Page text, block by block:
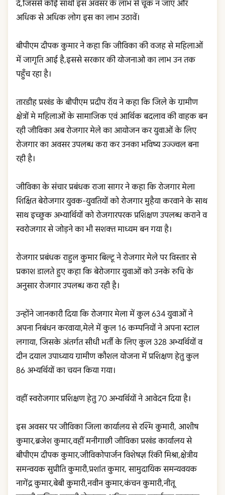
दें,जिससे कोई साथी इस अवसर के लाभ से चूक न जाए और
अधिक से अधिक लोग इस का लाभ उठावें।
बीपीएम दीपक कुमार ने कहा कि जीविका की वजह से महिलाओं
में जागृति आई है,इससे सरकार की योजनाओ का लाभ उन तक
पहुँच रहा है।
तारडीह प्रखंड के बीपीएम प्रदीप रॉय ने कहा कि जिले के ग्रामीण
क्षेत्रों मे महिलाओं के सामाजिक एवं आर्थिक बदलाव की वाहक बन
रही जीविका अब रोजगार मेले का आयोजन कर युवाओं के लिए
रोजगार का अवसर उपलब्ध करा कर उनका भविष्य उज्ज्वल बना
रही है।
जीविका के संचार प्रबंधक राजा सागर ने कहा कि रोजगार मेला
शिक्षित बेरोजगार युवक-युवतियों को रोजगार मुहैया करवाने के साथ
साथ इच्छुक अभ्यार्थियों को रोजगारपरक प्रशिक्षण उपलब्ध कराने व
स्वरोजगार से जोड़ने का भी सशक्त माध्यम बन गया है।
रोजगार प्रबंधक राहुल कुमार बिल्टू ने रोजगार मेले पर विस्तार से
प्रकाश डालते हुए कहा कि बेरोजगार युवाओं को उनके रुचि के
अनुसार रोजगार उपलब्ध करा रही है।
उन्होंने जानकारी दिया कि रोजगार मेला में कुल 634 युवाओं ने
अपना निबंधन करवाया,मेले में कुल 16 कम्पनियों ने अपना स्टाल
लगाया, जिसके अंतर्गत सीधी भर्ती के लिए कुल 328 अभ्यर्थियों व
दीन दयाल उपाध्याय ग्रामीण कौशल योजना में प्रशिक्षण हेतु कुल
86 अभ्यर्थियों का चयन किया गया।
वहीं स्वरोजगार प्रशिक्षण हेतु 70 अभ्यर्थियों ने आवेदन दिया है।
इस अवसर पर जीविका जिला कार्यालय से रश्मि कुमारी, आशीष
कुमार,ब्रजेश कुमार,वहीं मनीगाछी जीविका प्रखंड कार्यालय से
बीपीएम दीपक कुमार,जीविकोपार्जन विशेषज्ञ रिंकी मिश्रा,क्षेत्रीय
समन्वयक सुप्रीति कुमारी,प्रशांत कुमार, सामुदायिक समन्यवयक
नागेंद्र कुमार,बेबी कुमारी,नवीन कुमार,कंचन कुमारी,नीतू